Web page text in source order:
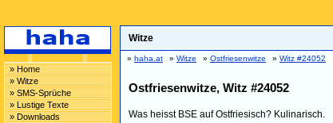
» Home
» Witze
» SMS-Sprüche
» Lustige Texte
» Downloads
Witze
» haha.at » Witze » Ostfriesenwitze » Witz #24052
Ostfriesenwitze, Witz #24052
Was heisst BSE auf Ostfriesisch? Kulinarisch.